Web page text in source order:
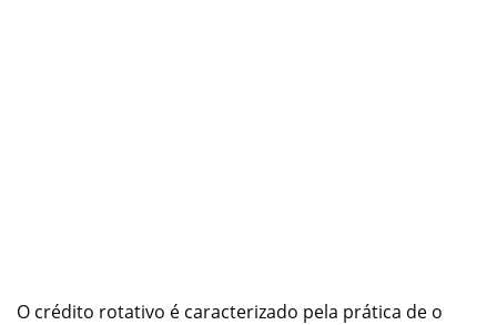
O crédito rotativo é caracterizado pela prática de o